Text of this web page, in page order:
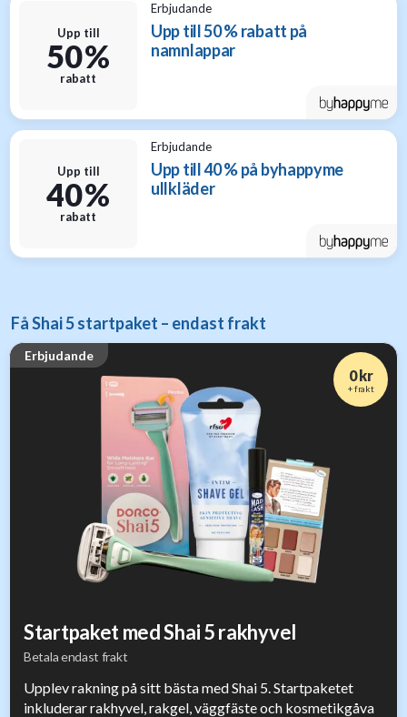
Upp till
50 %
rabatt
Erbjudande
Upp till 50 % rabatt på
namnlappar
Upp till
40 %
rabatt
Erbjudande
Upp till 40 % på byhappyme
ullkläder
Få Shai 5 startpaket – endast frakt
Erbjudande
Startpaket med Shai 5 rakhyvel
Betala endast frakt
0 kr
+ frakt
Upplev rakning på sitt bästa med Shai 5. Startpaketet
inkluderar rakhyvel, rakgel, väggfäste och kosmetikgåva